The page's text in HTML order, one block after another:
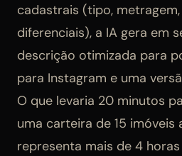
cadastrais (tipo,
diferenciais), a IA gera em
descrição otimizada para
para Instagram e uma
O que levaria 20 minutos
uma carteira de 15 imóveis
representa mais de 4